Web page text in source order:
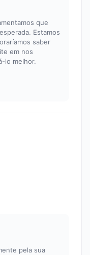
que
Estamos
saber
em nos
lo melhor.
pela sua